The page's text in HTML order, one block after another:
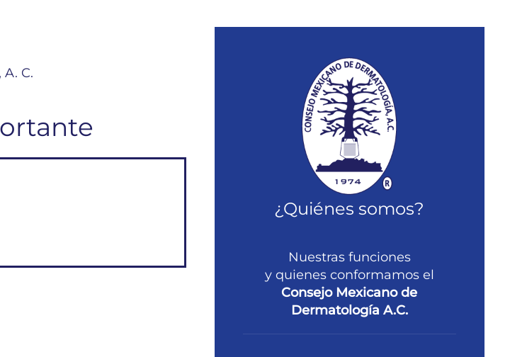
C.
¿Quiénes somos?
Nuestras funciones
y quienes conformamos el
Consejo Mexicano de
Dermatología A.C.